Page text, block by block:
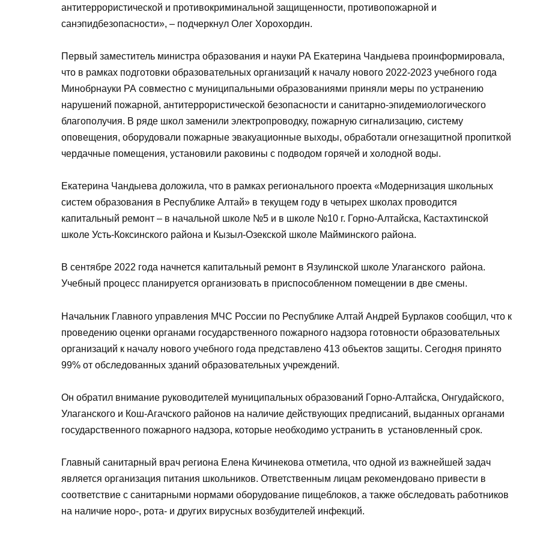
антитеррористической и противокриминальной защищенности, противопожарной и
санэпидбезопасности», – подчеркнул Олег Хорохордин.
Первый заместитель министра образования и науки РА Екатерина Чандыева проинформировала,
что в рамках подготовки образовательных организаций к началу нового 2022-2023 учебного года
Минобрнауки РА совместно с муниципальными образованиями приняли меры по устранению
нарушений пожарной, антитеррористической безопасности и санитарно-эпидемиологического
благополучия. В ряде школ заменили электропроводку, пожарную сигнализацию, систему
оповещения, оборудовали пожарные эвакуационные выходы, обработали огнезащитной пропиткой
чердачные помещения, установили раковины с подводом горячей и холодной воды.
Екатерина Чандыева доложила, что в рамках регионального проекта «Модернизация школьных
систем образования в Республике Алтай» в текущем году в четырех школах проводится
капитальный ремонт – в начальной школе №5 и в школе №10 г. Горно-Алтайска, Кастахтинской
школе Усть-Коксинского района и Кызыл-Озекской школе Майминского района.
В сентябре 2022 года начнется капитальный ремонт в Язулинской школе Улаганского района.
Учебный процесс планируется организовать в приспособленном помещении в две смены.
Начальник Главного управления МЧС России по Республике Алтай Андрей Бурлаков сообщил, что к
проведению оценки органами государственного пожарного надзора готовности образовательных
организаций к началу нового учебного года представлено 413 объектов защиты. Сегодня принято
99% от обследованных зданий образовательных учреждений.
Он обратил внимание руководителей муниципальных образований Горно-Алтайска, Онгудайского,
Улаганского и Кош-Агачского районов на наличие действующих предписаний, выданных органами
государственного пожарного надзора, которые необходимо устранить в установленный срок.
Главный санитарный врач региона Елена Кичинекова отметила, что одной из важнейшей задач
является организация питания школьников. Ответственным лицам рекомендовано привести в
соответствие с санитарными нормами оборудование пищеблоков, а также обследовать работников
на наличие норо-, рота- и других вирусных возбудителей инфекций.